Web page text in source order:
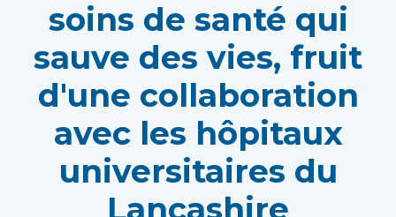
soins de santé qui
sauve des vies, fruit
d'une collaboration
avec les hôpitaux
universitaires du
Lancashire